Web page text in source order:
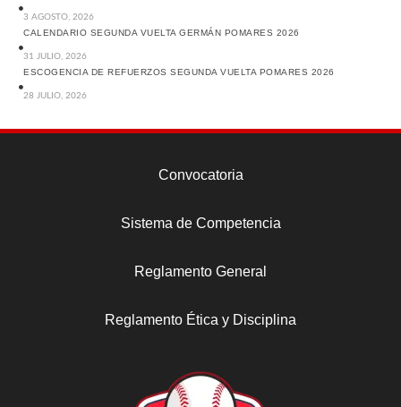
3 AGOSTO, 2026
CALENDARIO SEGUNDA VUELTA GERMÁN POMARES 2026
31 JULIO, 2026
ESCOGENCIA DE REFUERZOS SEGUNDA VUELTA POMARES 2026
28 JULIO, 2026
Convocatoria
Sistema de Competencia
Reglamento General
Reglamento Ética y Disciplina